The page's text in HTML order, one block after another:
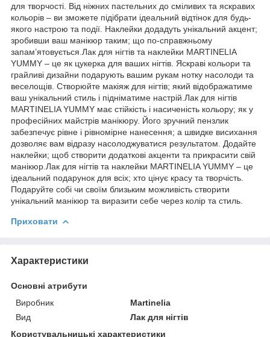
для творчості. Від ніжних пастельних до сміливих та яскравих
кольорів – ви зможете підібрати ідеальний відтінок для будь-
якого настрою та події. Наклейки додадуть унікальний акцент;
зробивши ваш манікюр таким; що по-справжньому
запам’ятовується.Лак для нігтів та наклейки MARTINELIA
YUMMY – це як цукерка для ваших нігтів. Яскраві кольори та
грайливі дизайни подарують вашим рукам нотку насолоди та
веселощів. Створюйте макіяж для нігтів; який відображатиме
ваш унікальний стиль і підніматиме настрій.Лак для нігтів
MARTINELIA YUMMY має стійкість і насиченість кольору; як у
професійних майстрів манікюру. Його зручний пензлик
забезпечує рівне і рівномірне нанесення; а швидке висихання
дозволяє вам відразу насолоджуватися результатом. Додайте
наклейки; щоб створити додаткові акценти та прикрасити свій
манікюр.Лак для нігтів та наклейки MARTINELIA YUMMY – це
ідеальний подарунок для всіх; хто цінує красу та творчість.
Подаруйте собі чи своїм близьким можливість створити
унікальний манікюр та виразити себе через колір та стиль.
Приховати
Характеристики
Основні атрибути
Виробник
Martinelia
Вид
Лак для нігтів
Користувальницькі характеристики